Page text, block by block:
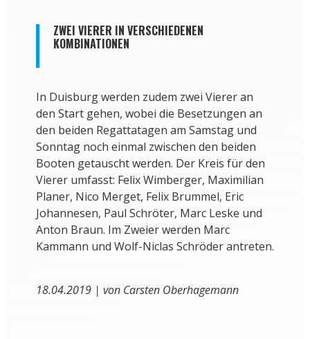
ZWEI VIERER IN VERSCHIEDENEN
KOMBINATIONEN
In Duisburg werden zudem zwei Vierer an
den Start gehen, wobei die Besetzungen an
den beiden Regattatagen am Samstag und
Sonntag noch einmal zwischen den beiden
Booten getauscht werden. Der Kreis für den
Vierer umfasst: Felix Wimberger, Maximilian
Planer, Nico Merget, Felix Brummel, Eric
Johannesen, Paul Schröter, Marc Leske und
Anton Braun. Im Zweier werden Marc
Kammann und Wolf-Niclas Schröder antreten.
18.04.2019 | von Carsten Oberhagemann